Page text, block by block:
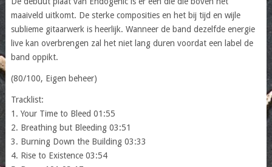
maaiveld uitkomt. De sterke composities en het bij tijd en wijle
sublieme gitaarwerk is heerlijk. Wanneer de band dezelfde energie
live kan overbrengen zal het niet lang duren voordat een label de
band oppikt.
(80/100, Eigen beheer)
Tracklist:
1. Your Time to Bleed 01:55
2. Breathing but Bleeding 03:51
3. Burning Down the Building 03:33
4. Rise to Existence 03:54